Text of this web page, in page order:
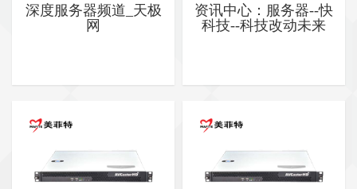
深度服务器频道_天极
网
资讯中心：服务器--快
科技--科技改动未来